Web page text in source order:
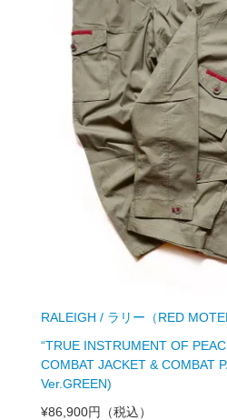
RALEIGH / ラリー（RED
“TRUE INSTRUMENT OF
COMBAT JACKET & COMBAT
Ver.GREEN)
¥86,900円
（税込）